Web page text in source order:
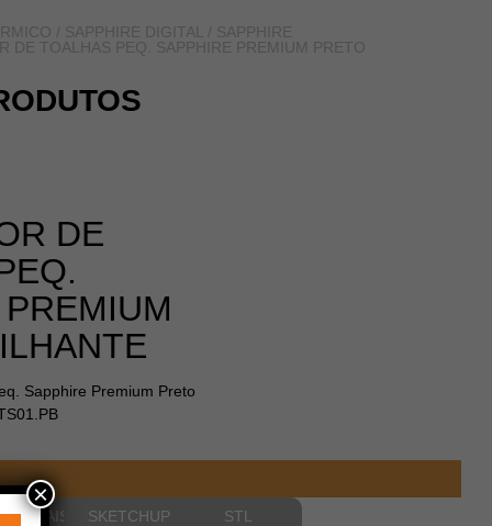
/ SAPPHIRE DIGITAL / SAPPHIRE
DE TOALHAS PEQ. SAPPHIRE PREMIUM PRETO
DE
Sapphire Premium Preto
SKETCHUP STL
×